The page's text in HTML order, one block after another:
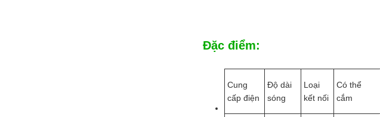
Đặc điểm:
Cung
cấp điện
Độ dài
sóng
Loại
kết nối
Có thể
cắm